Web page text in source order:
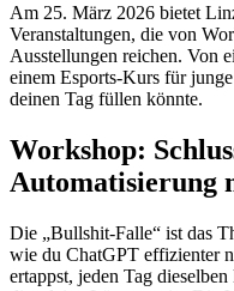
Am 25. März 2026 bietet
Veranstaltungen, die von
Ausstellungen reichen. Von
einem Esports-Kurs für
deinen Tag füllen könnte.
Workshop:
Automatisierung
Die „Bullshit-Falle“ ist das
wie du ChatGPT effizienter
ertappst, jeden Tag